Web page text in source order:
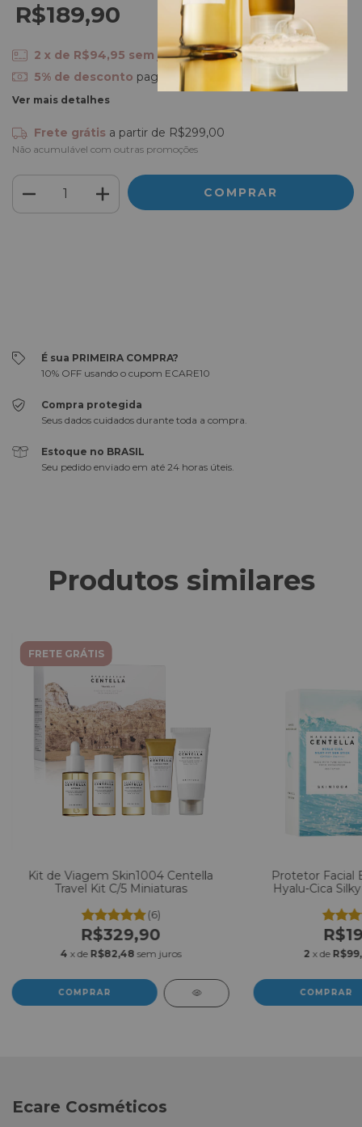
R$189,90
2 x de R$94,95 sem juros
5% de desconto pagando com Pix
Ver mais detalhes
Frete grátis a partir de R$299,00
Não acumulável com outras promoções
É sua PRIMEIRA COMPRA?
10% OFF usando o cupom ECARE10
Compra protegida
Seus dados cuidados durante toda a compra.
Estoque no BRASIL
Seu pedido enviado em até 24 horas úteis.
Produtos similares
FRETE GRÁTIS
Kit de Viagem Skin1004 Centella
Travel Kit C/5 Miniaturas
(6)
R$329,90
4 x de R$82,48 sem juros
Protetor Facial
Hyalu-Cica
2 x de
Ecare Cosméticos